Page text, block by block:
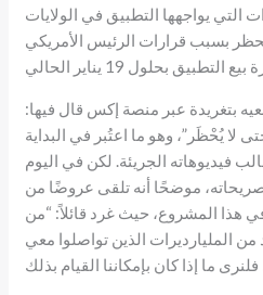
يواجهها التطبيق في الولايات
بسبب قرارات الرئيس الأمريكي
بتغريدة عبر منصة إكس قال فيها:
يُحْظَر”، وهو ما اعتُبر في البداية
الجريئة. لكن في اليوم
موضحًا أنه تلقى عروضًا من
هذا المشروع، حيث غرد قائلاً: “من
من المليارديرات الذين تواصلوا معي